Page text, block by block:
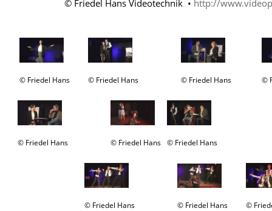
© Friedel Hans Videotechnik • http://
© Friedel Hans © Friedel Hans © Friedel Hans ©
© Friedel Hans © Friedel Hans © Friedel Hans
© Friedel Hans © Friedel Hans ©